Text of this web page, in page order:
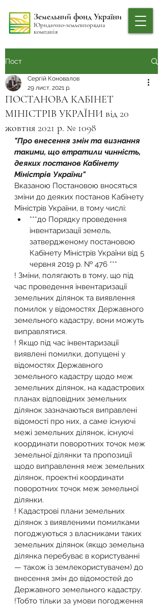
Земельний фонд України
Юридично-землевпорядна
компанія
Пост
ПОСТАНОВА КАБІНЕТ
МІНІСТРІВ УКРАЇНИ від 20
жовтня 2021 р. № 1098
Сергій Коновалов
29 лист. 2021 р.
"Про внесення змін та визнання
такими, що втратили чинність,
деяких постанов Кабінету
Міністрів України"
Вказаною Постановою вносяться
зміни до деяких постанов Кабінету
Міністрів України, в тому числі:
***до Порядку проведення
інвентаризації земель,
затвердженому постановою
Кабінету Міністрів України від 5
червня 2019 р. № 476 ***
! Зміни, полягають в тому, що під
час проведення інвентаризації
земельних ділянок та виявлення
помилок у відомостях Державного
земельного кадастру, вони можуть
виправлятися.
! Якщо під час інвентаризації
виявлені помилки, допущені у
відомостях Державного
земельного кадастру щодо меж
земельних ділянок, на кадастрових
планах відповідних земельних
ділянок зазначаються виправлені
відомості про них, а саме існуючі
межі земельних ділянок, існуючі
координати поворотних точок меж
земельної ділянки та пропозиції
щодо виправлення меж земельних
ділянок, проектні координати
поворотних точок меж земельної
ділянки.
! Кадастрові плани земельних
ділянок з виявленими помилками
погоджуються з власниками таких
земельних ділянок (якщо земельна
ділянка перебуває в користуванні
— також із землекористувачем) до
внесення змін до відомостей до
Державного земельного кадастру.
!Тобто тільки за умови погодження